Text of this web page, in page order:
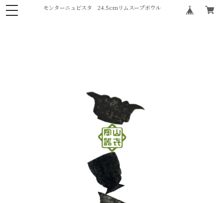
モンターニュビスタ 24.5cmリムスープボウル